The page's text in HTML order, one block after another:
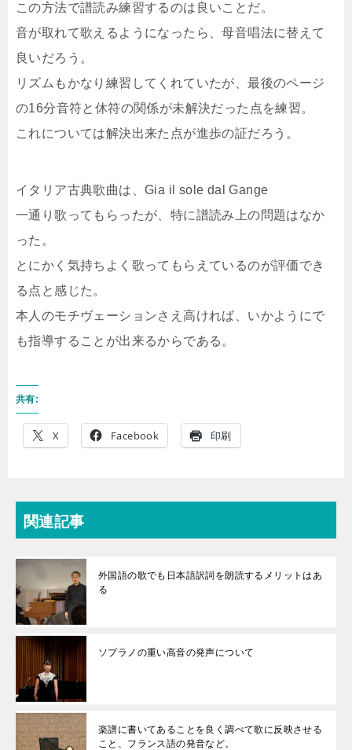
この方法で譜読み練習するのは良いことだ。
音が取れて歌えるようになったら、母音唱法に替えて
良いだろう。
リズムもかなり練習してくれていたが、最後のページ
の16分音符と休符の関係が未解決だった点を練習。
これについては解決出来た点が進歩の証だろう。
イタリア古典歌曲は、Gia il sole dal Gange
一通り歌ってもらったが、特に譜読み上の問題はなか
った。
とにかく気持ちよく歌ってもらえているのが評価でき
る点と感じた。
本人のモチヴェーションさえ高ければ、いかようにで
も指導することが出来るからである。
共有:
X Facebook 印刷
関連記事
外国語の歌でも日本語訳詞を朗読するメリットはあ
る
ソプラノの重い高音の発声について
楽譜に書いてあることを良く調べて歌に反映させる
こと、フランス語の発音など。